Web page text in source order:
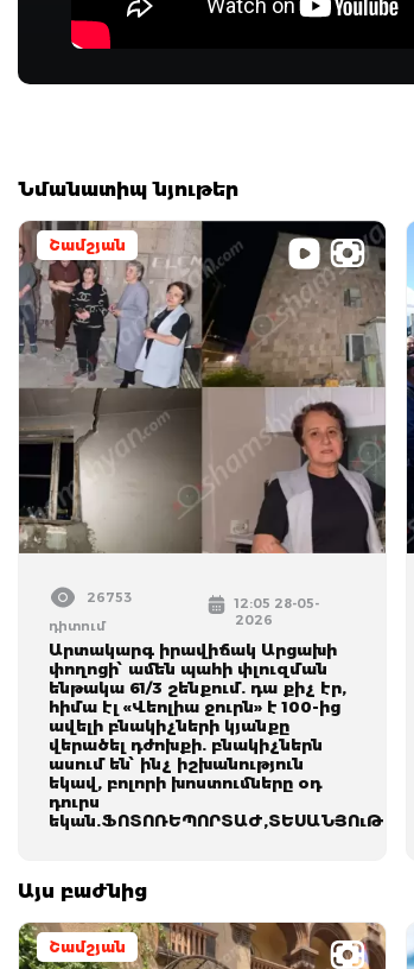
Նմանատիպ նյութեր
Շամշյան
26753
դիտում
12:05 28-05-
2026
Արտակարգ իրավիճակ Արցախի
փողոցի՝ ամեն պահի փլուզման
ենթակա 61/3 շենքում. դա քիչ էր,
հիմա էլ «Վեոլիա ջուրն» է 100-ից
ավելի բնակիչների կյանքը
վերածել դժոխքի. բնակիչներն
ասում են՝ ինչ իշխանություն
եկավ, բոլորի խոստումները օդ
դուրս
եկան.ՖՈՏՈՌԵՊՈՐՏԱԺ,ՏԵՍԱՆՅՈւԹ
Այս բաժնից
Շամշյան